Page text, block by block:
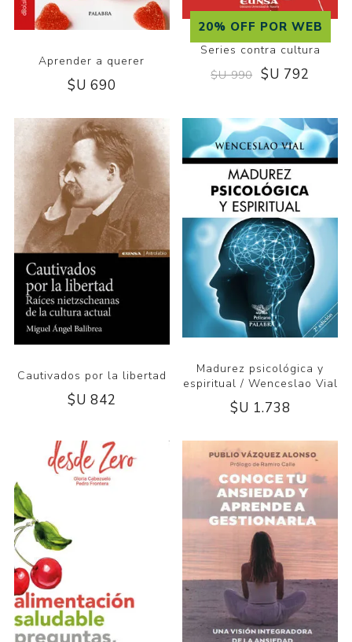
Aprender a querer
$U 690
20% OFF POR WEB
Series contra cultura
$U 990 $U 792
Cautivados por la libertad
$U 842
Madurez psicológica y
espiritual / Wenceslao Vial
$U 1.738